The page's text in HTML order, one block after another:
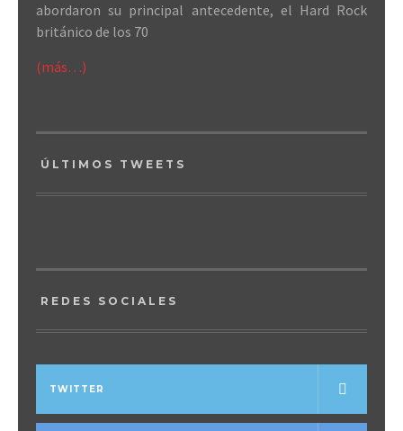
abordaron su principal antecedente, el Hard Rock
británico de los 70
(más…)
ÚLTIMOS TWEETS
REDES SOCIALES
TWITTER